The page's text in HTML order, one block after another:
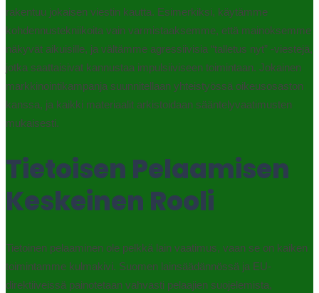
rakentuu jokaisen viestin kautta. Esimerkiksi, käytämme
kohdennustekniikoita vain varmistaaksemme, että mainoksemme
näkyvät aikuisille, ja vältämme agressiivisia “talletus nyt” -viestejä,
jotka saattaisivat kannustaa impulsiiviseen toimintaan. Jokainen
markkinointikampanja suunnitellaan yhteistyössä oikeusosaston
kanssa, ja kaikki materiaalit arkistoidaan sääntelyvaatimusten
mukaisesti.
Tietoisen Pelaamisen
Keskeinen Rooli
Tietoinen pelaaminen ole pelkkä lain vaatimus, vaan se on kaiken
toimintamme kulmakivi. Suomen lainsäädännössä ja EU-
direktiiveissä painotetaan vahvasti pelaajien suojelemista,